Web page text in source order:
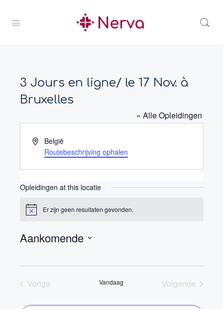
3 Jours en ligne/ le 17 Nov. à
Bruxelles
« Alle Opleidingen
AdresBelgië
Routebeschrijving ophalen
Opleidingen at this locatie
BerichtEr zijn geen resultaten gevonden.
Aankomende
een
datum.
Vorige
Vandaag
Volgende